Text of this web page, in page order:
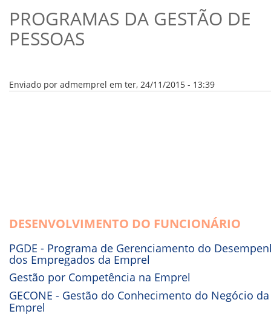
O QUE É A EMPREL
HISTÓRICO
VÍDEOS
LOCALIZAÇÃO
GESTORES
REGULAMENTO INTERNO DE LICITAÇÕES E
CONTRATO
GESTÃO DE PESSOAS
COLABORADORES
PLR
PARTICIPAÇÃO NOS LUCROS E RESULTADOS
PROGRAMAS DA GESTÃO DE
PESSOAS
Enviado por admemprel em ter, 24/11/2015 - 13:39
DESENVOLVIMENTO DO FUNCIONÁRIO
PGDE - Programa de Gerenciamento do
dos Empregados da Emprel
Gestão por Competência na Emprel
GECONE - Gestão do Conhecimento do Negócio da
Emprel